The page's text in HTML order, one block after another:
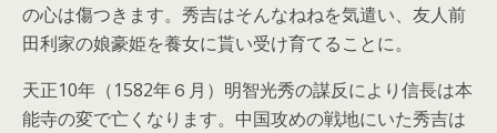
の心は傷つきます。秀吉はそんなねねを気遣い、友人前
田利家の娘豪姫を養女に貰い受け育てることに。
天正10年（1582年６月）明智光秀の謀反により信長は本
能寺の変で亡くなります。中国攻めの戦地にいた秀吉は